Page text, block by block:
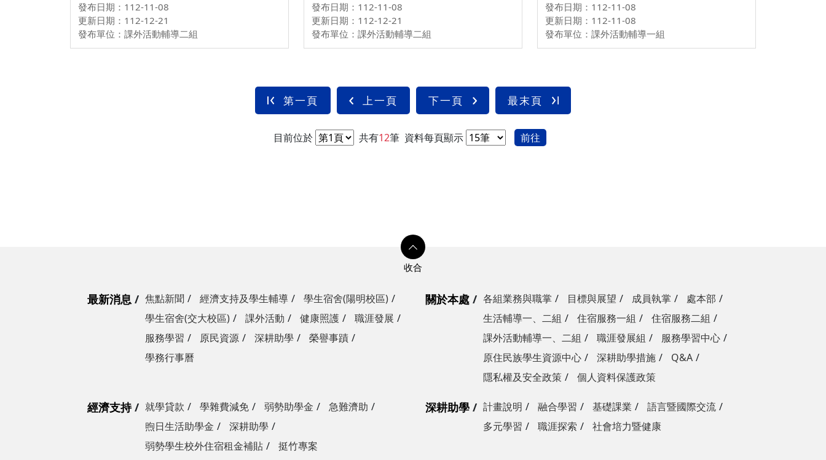
發布日期：112-11-08
更新日期：112-12-21
發布單位：課外活動輔導二組
發布日期：112-11-08
更新日期：112-12-21
發布單位：課外活動輔導二組
發布日期：112-11-08
更新日期：112-11-08
發布單位：課外活動輔導一組
第一頁 上一頁 下一頁 最末頁
目前位於 共有12筆 資料每頁顯示 前往
最新消息 焦點新聞 經濟支持及學生輔導
學生宿舍(陽明校區)
學生宿舍(交大校區)
課外活動 健康照護
職涯發展
服務學習
原民資源 深耕助學
榮譽事蹟
學務行事曆
關於本處 各組業務與職掌 目標與展望 成員執掌
處本部
生活輔導一、二組
住宿服務一組
住宿服務二組
課外活動輔導一、二組
職涯發展組
服務學習中心
原住民族學生資源中心
深耕助學措施
Q&A
隱私權及安全政策
個人資料保護政策
經濟支持 就學貸款 學雜費減免 弱勢助學金
急難濟助
煦日生活助學金
深耕助學
弱勢學生校外住宿租金補貼
挺竹專案
深耕助學 計畫說明 融合學習 基礎課業
語言暨國際交流
多元學習
職涯探索 社會培力暨健康